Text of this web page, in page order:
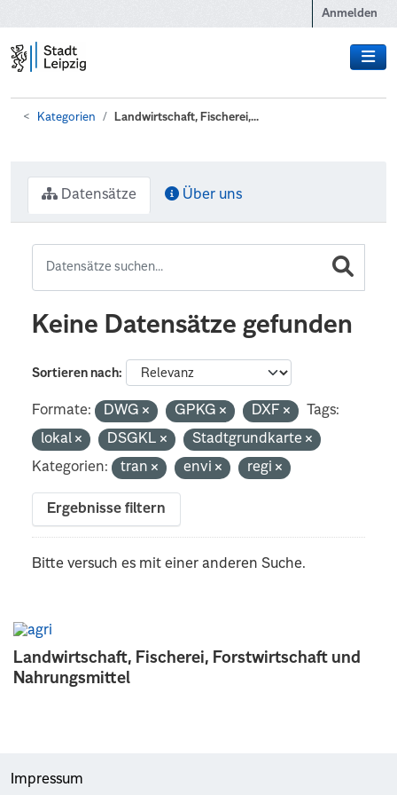
Anmelden
Kategorien Landwirtschaft, Fischerei,...
Landwirtschaft, Fischerei, Forstwirtschaft und
Nahrungsmittel
Datensätze Über uns
Keine Datensätze gefunden
Sortieren nach
Formate: DWG GPKG DXF
Tags:
lokal
DSGKL
Stadtgrundkarte
Kategorien:
tran envi regi
Ergebnisse filtern
Bitte versuch es mit einer anderen Suche.
Impressum